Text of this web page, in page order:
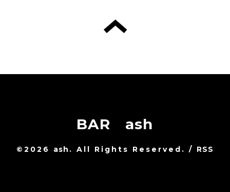
BAR ash
©2026 ash . All Rights Reserved. / RSS